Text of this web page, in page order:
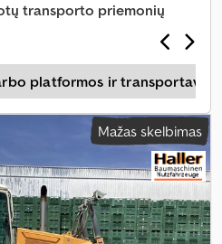
transporto priemonių
platformos ir
Mažas skelbimas